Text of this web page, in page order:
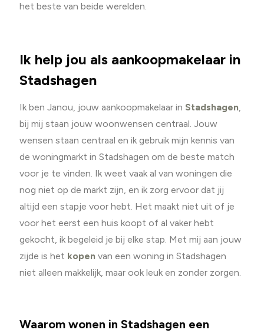
het beste van beide werelden.
Ik help jou als aankoopmakelaar in
Stadshagen
Ik ben Janou, jouw aankoopmakelaar in Stadshagen,
bij mij staan jouw woonwensen centraal. Jouw
wensen staan centraal en ik gebruik mijn kennis van
de woningmarkt in Stadshagen om de beste match
voor je te vinden. Ik weet vaak al van woningen die
nog niet op de markt zijn, en ik zorg ervoor dat jij
altijd een stapje voor hebt. Het maakt niet uit of je
voor het eerst een huis koopt of al vaker hebt
gekocht, ik begeleid je bij elke stap. Met mij aan jouw
zijde is het kopen van een woning in Stadshagen
niet alleen makkelijk, maar ook leuk en zonder zorgen.
Waarom wonen in Stadshagen een